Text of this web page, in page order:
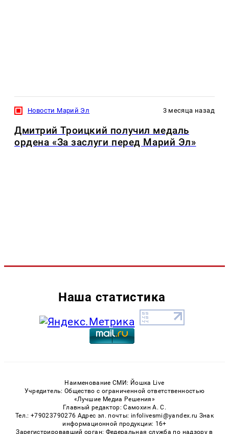
Новости Марий Эл 3 месяца назад
Дмитрий Троицкий получил медаль
ордена «За заслуги перед Марий Эл»
Наша статистика
Наименование СМИ: Йошка Live
Учредитель: Общество с ограниченной ответственностью
«Лучшие Медиа Решения»
Главный редактор: Самохин А. С.
Тел.: +79023790276 Адрес эл. почты: infolivesmi@yandex.ru Знак
информационной продукции: 16+
Зарегистрировавший орган: Федеральная служба по надзору в